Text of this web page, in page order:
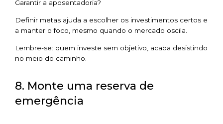
Garantir a aposentadoria?
Definir metas ajuda a escolher os investimentos certos e
a manter o foco, mesmo quando o mercado oscila.
Lembre-se: quem investe sem objetivo, acaba desistindo
no meio do caminho.
8. Monte uma reserva de
emergência